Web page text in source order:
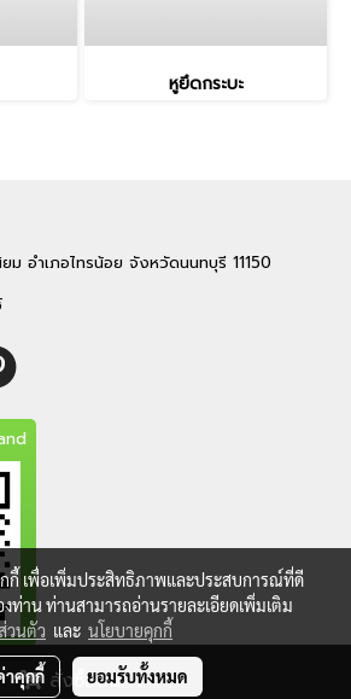
สั่งซื้อสินค้า
หูยึดกระบะ
อำเภอไทรน้อย จังหวัดนนทบุรี 11150
กกี้ เพื่อเพิ่มประสิทธิภาพและประสบการณ์ที่ดี
งท่าน ท่านสามารถอ่านรายละเอียดเพิ่มเติม
วนตัว และ นโยบายคุกกี้
าคุกกี้ ยอมรับทั้งหมด